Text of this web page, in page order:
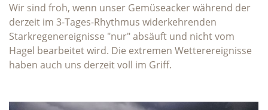
Wir sind froh, wenn unser Gemüseacker während der
derzeit im 3-Tages-Rhythmus widerkehrenden
Starkregenereignisse "nur" absäuft und nicht vom
Hagel bearbeitet wird. Die extremen Wetterereignisse
haben auch uns derzeit voll im Griff.